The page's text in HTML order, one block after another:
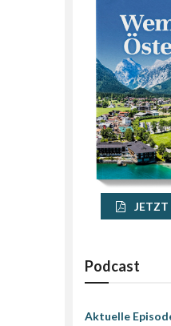
Podcast
Aktuelle